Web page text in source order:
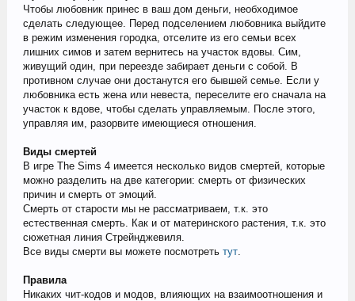
Чтобы любовник принес в ваш дом деньги, необходимое
сделать следующее. Перед подселением любовника выйдите
в режим изменения городка, отселите из его семьи всех
лишних симов и затем вернитесь на участок вдовы. Сим,
живущий один, при переезде забирает деньги с собой. В
противном случае они достанутся его бывшей семье. Если у
любовника есть жена или невеста, переселите его сначала на
участок к вдове, чтобы сделать управляемым. После этого,
управляя им, разорвите имеющиеся отношения.
Виды смертей
В игре The Sims 4 имеется несколько видов смертей, которые
можно разделить на две категории: смерть от физических
причин и смерть от эмоций.
Смерть от старости мы не рассматриваем, т.к. это
естественная смерть. Как и от материнского растения, т.к. это
сюжетная линия Стрейнджевиля.
Все виды смерти вы можете посмотреть тут.
Правила
Никаких чит-кодов и модов, влияющих на взаимоотношения и